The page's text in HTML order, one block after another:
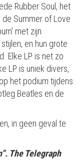
Rubber Soul, het
Summer of Love
met zijn
en hun grote
Elke LP is net zo
LP is uniek divers,
het podium tijdens
Beatles en de
in geen geval te
The Telegraph